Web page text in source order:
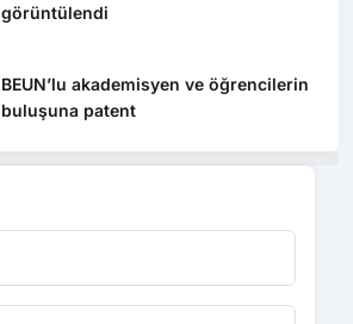
görüntülendi
BEUN’lu akademisyen ve öğrencilerin
buluşuna patent